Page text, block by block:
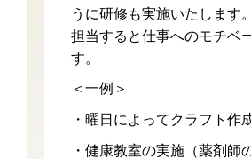
うに研修も実施いたします
担当すると仕事へのモチベ
す。
＜一例＞
・曜日によってクラフト作
・健康教室の実施（薬剤師